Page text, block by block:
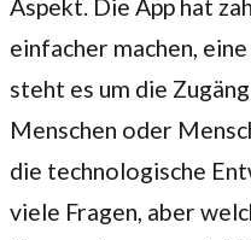
Aspekt. Die App hat
einfacher machen,
steht es um die
Menschen oder
die technologische
viele Fragen, aber